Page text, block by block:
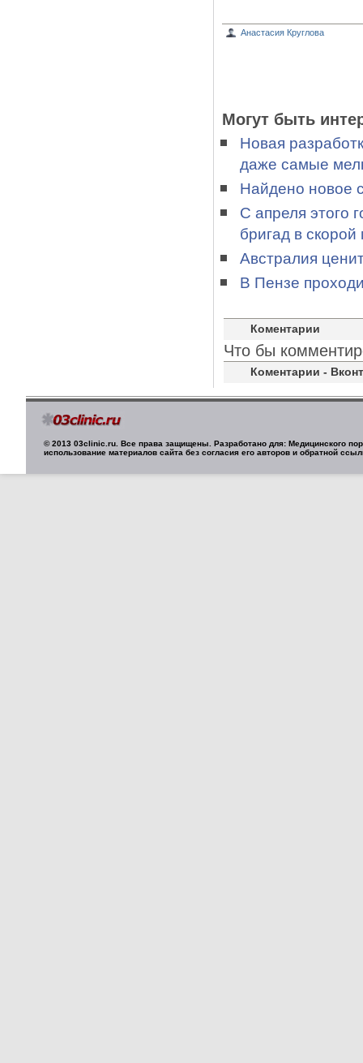
Анастасия Круглова
Могут быть
Новая
даже самые
Найдено новое
С апреля этого
бригад в
Австралия
В Пензе
Коментарии
Что бы
Коментарии -
© 2013 03clinic.ru. Все права защищены. Разработано для: Медицинского
использование материалов сайта без согласия его авторов и обратной